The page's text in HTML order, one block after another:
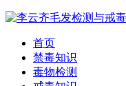
首页
禁毒知识
毒物检测